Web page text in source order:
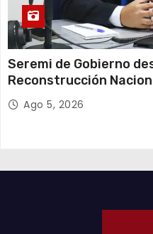
Seremi de Gobierno
Reconstrucción
y el empleo en Tarapacá
Ago 5, 2026